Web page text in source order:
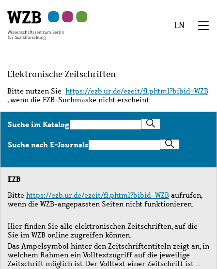
Hauptinhalt
springen
Navigation
springen
Suche
springen
Sekundärnavigation
springen
Fußzeile
springen
EN
Elektronische Zeitschriften
Bitte nutzen Sie https://ezb.ur.de/ezeit/fl.phtml?bibid=WZB
, wenn die EZB-Suchmaske nicht erscheint.
Suche im KatalogSuche
im
Katalog
Suche nach E-JournalsSuche
nach
Journals
EZB
Bitte https://ezb.ur.de/ezeit/fl.phtml?bibid=WZB aufrufen,
wenn die WZB-angepassten Seiten nicht funktionieren.
Hier finden Sie alle elektronischen Zeitschriften, auf die
Sie im WZB online zugreifen können.
Das Ampelsymbol hinter den Zeitschriftentiteln zeigt an, in
welchem Rahmen ein Volltextzugriff auf die jeweilige
Zeitschrift möglich ist. Der Volltext einer Zeitschrift ist …